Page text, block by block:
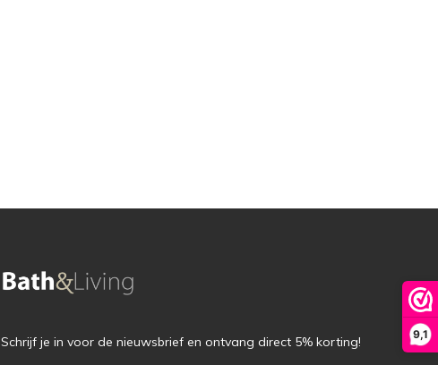
9,1
Schrijf je in voor de nieuwsbrief en ontvang direct 5% korting!